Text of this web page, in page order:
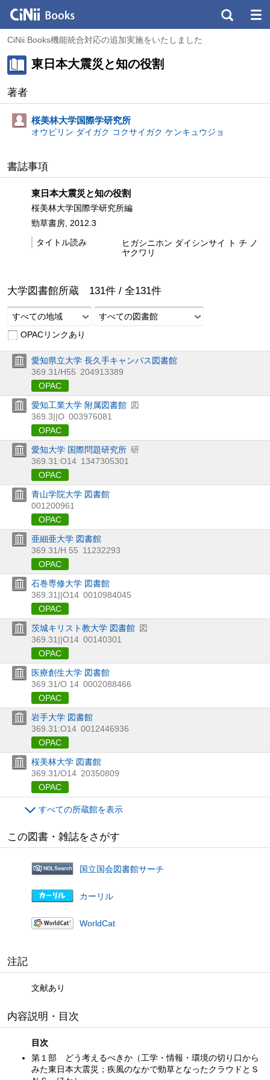
CiNii Books機能統合対応の追加実施をいたしました
東日本大震災と知の役割
著者
桜美林大学国際学研究所
オウビリン ダイガク コクサイガク ケンキュウジョ
書誌事項
東日本大震災と知の役割
桜美林大学国際学研究所編
勁草書房, 2012.3
タイトル読み
ヒガシニホン ダイシンサイ ト チ ノ
ヤクワリ
大学図書館所蔵 131件 / 全131件
すべての地域
すべての図書館
OPACリンクあり
愛知県立大学 長久手キャンパス図書館
369.31/H55 204913389
OPAC
愛知工業大学 附属図書館 図
369.3||O 003976081
OPAC
愛知大学 国際問題研究所 研
369.31:O14 1347305301
OPAC
青山学院大学 図書館
001200961
OPAC
亜細亜大学 図書館
369.31/H 55 11232293
OPAC
石巻専修大学 図書館
369.31||O14 0010984045
OPAC
茨城キリスト教大学 図書館 図
369.31||O14 00140301
OPAC
医療創生大学 図書館
369.31/O 14 0002088466
OPAC
岩手大学 図書館
369.31:O14 0012446936
OPAC
桜美林大学 図書館
369.31/O14 20350809
OPAC
すべての所蔵館を表示
この図書・雑誌をさがす
国立国会図書館サーチ
カーリル
WorldCat
注記
文献あり
内容説明・目次
目次
第１部 どう考えるべきか（工学・情報・環境の切り口から
みた東日本大震災；疾風のなかで勁草となったクラウドとＳ